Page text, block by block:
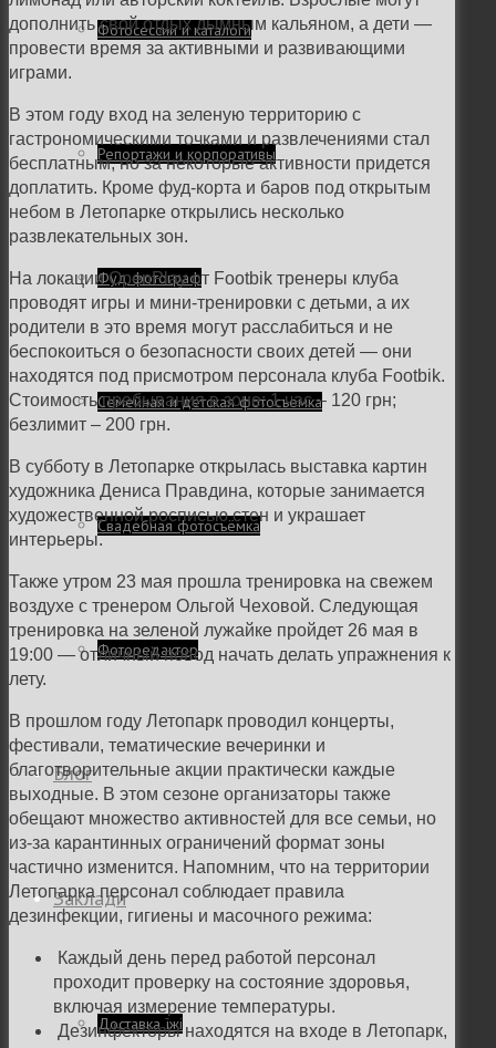
Фотосессии и каталоги
Репортажи и корпоративы
Фуд фотограф
Семейная и детская фотосъемка
Свадебная фотосъёмка
Фоторедактор
Блог
Заклади
Доставка їжі
дополнить свой отдых дымным кальяном, а дети —
провести время за активными и развивающими
играми.
В этом году вход на зеленую территорию с
гастрономическими точками и развлечениями стал
бесплатным, но за некоторые активности придется
доплатить. Кроме фуд-корта и баров под открытым
небом в Летопарке открылись несколько
развлекательных зон.
На локации OpenPlay от Footbik тренеры клуба
проводят игры и мини-тренировки с детьми, а их
родители в это время могут расслабиться и не
беспокоиться о безопасности своих детей — они
находятся под присмотром персонала клуба Footbik.
Стоимость пребывания в зоне: 1 час – 120 грн;
безлимит – 200 грн.
В субботу в Летопарке открылась выставка картин
художника Дениса Правдина, которые занимается
художественной росписью стен и украшает
интерьеры.
Также утром 23 мая прошла тренировка на свежем
воздухе с тренером Ольгой Чеховой. Следующая
тренировка на зеленой лужайке пройдет 26 мая в
19:00 — отличный повод начать делать упражнения к
лету.
В прошлом году Летопарк проводил концерты,
фестивали, тематические вечеринки и
благотворительные акции практически каждые
выходные. В этом сезоне организаторы также
обещают множество активностей для все семьи, но
из-за карантинных ограничений формат зоны
частично изменится. Напомним, что на территории
Летопарка персонал соблюдает правила
дезинфекции, гигиены и масочного режима:
Каждый день перед работой персонал
проходит проверку на состояние здоровья,
включая измерение температуры.
Дезинфекторы находятся на входе в Летопарк,